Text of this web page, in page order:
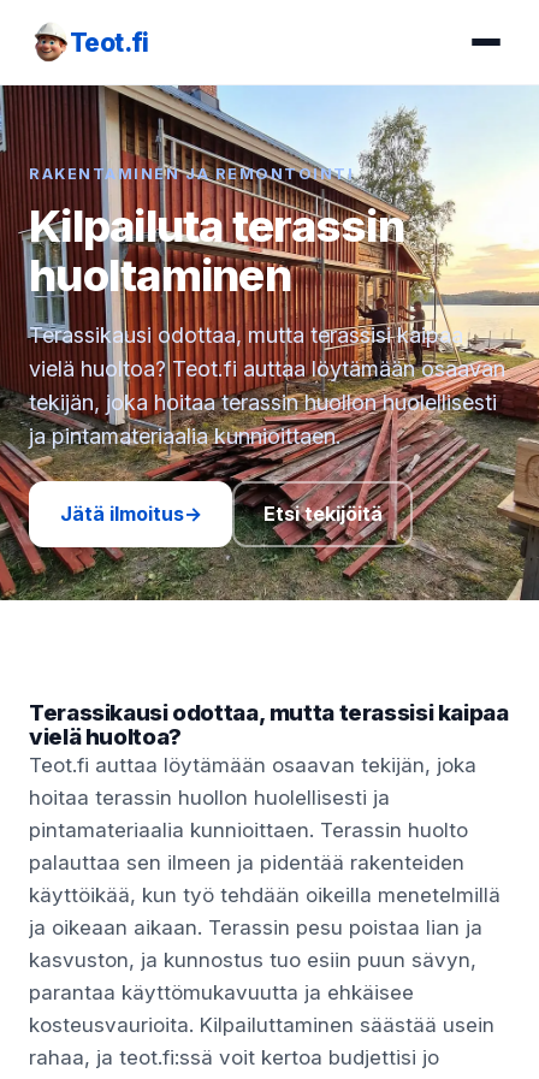
Teot.fi
RAKENTAMINEN JA REMONTOINTI
Kilpailuta terassin
huoltaminen
Terassikausi odottaa, mutta terassisi kaipaa
vielä huoltoa? Teot.fi auttaa löytämään osaavan
tekijän, joka hoitaa terassin huollon huolellisesti
ja pintamateriaalia kunnioittaen.
Jätä ilmoitus→ Etsi tekijöitä
Terassikausi odottaa, mutta terassisi kaipaa
vielä huoltoa?
Teot.fi auttaa löytämään osaavan tekijän, joka
hoitaa terassin huollon huolellisesti ja
pintamateriaalia kunnioittaen. Terassin huolto
palauttaa sen ilmeen ja pidentää rakenteiden
käyttöikää, kun työ tehdään oikeilla menetelmillä
ja oikeaan aikaan. Terassin pesu poistaa lian ja
kasvuston, ja kunnostus tuo esiin puun sävyn,
parantaa käyttömukavuutta ja ehkäisee
kosteusvaurioita. Kilpailuttaminen säästää usein
rahaa, ja teot.fi:ssä voit kertoa budjettisi jo